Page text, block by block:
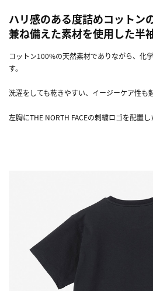
ハリ感のある度詰めコットン
兼ね備えた素材を使用した半
コットン100%の天然素材でありながら、化
す。
洗濯をしても乾きやすい、イージーケア性も
左胸にTHE NORTH FACEの刺繍ロゴを配置し